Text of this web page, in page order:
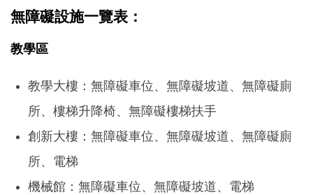
無障礙設施一覽表：
教學區
教學大樓：無障礙車位、無障礙坡道、無障礙廁
所、樓梯升降椅、無障礙樓梯扶手
創新大樓：無障礙車位、無障礙坡道、無障礙廁
所、電梯
機械館：無障礙車位、無障礙坡道、電梯